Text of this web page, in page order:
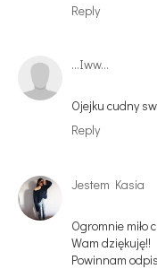
Reply
...Iww...
Ojejku cudny
Reply
Jestem Kasia
Ogromnie miło
Wam dziękuję!!
Powinnam